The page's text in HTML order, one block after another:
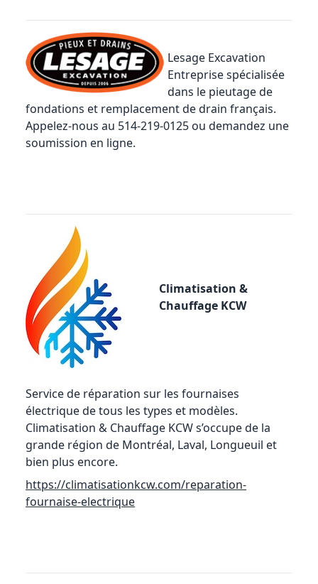
Lesage Excavation
Entreprise spécialisée
dans le pieutage de
fondations et remplacement de drain français.
Appelez-nous au 514-219-0125 ou demandez une
soumission en ligne.
Climatisation &
Chauffage KCW
Service de réparation sur les fournaises
électrique de tous les types et modèles.
Climatisation & Chauffage KCW s’occupe de la
grande région de Montréal, Laval, Longueuil et
bien plus encore.
https://climatisationkcw.com/reparation-
fournaise-electrique